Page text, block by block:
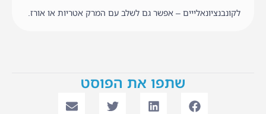
לקונבנציונאלייים – אפשר גם לשלב עם המרק אטריות או אורז.
שתפו את הפוסט